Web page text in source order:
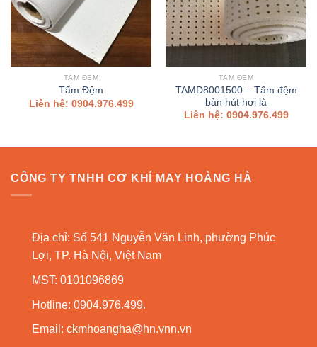
TẤM ĐỆM
Tấm Đệm
Liên hệ: 0904.976.499
TẤM ĐỆM
TAMD8001500 – Tấm đệm
bàn hút hơi là
Liên hệ: 0904.976.499
CÔNG TY TNHH CƠ KHÍ MAY HOÀNG HÀ
Địa chỉ: Số 541 Nguyễn Văn Linh, phường Phúc
Lợi, TP. Hà Nội, Việt Nam
MST: 0101096869
Hotline: 0904.976.499.
Email: ckmhoangha@hn.vnn.vn